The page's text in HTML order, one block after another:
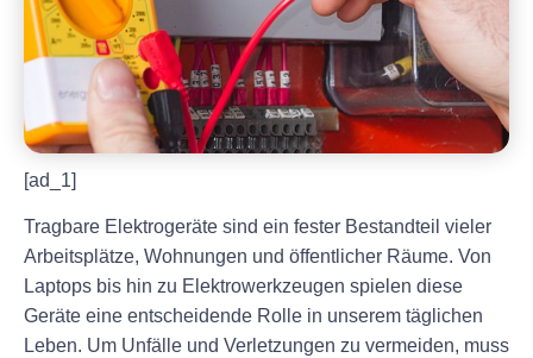
[ad_1]
Tragbare Elektrogeräte sind ein fester Bestandteil vieler
Arbeitsplätze, Wohnungen und öffentlicher Räume. Von
Laptops bis hin zu Elektrowerkzeugen spielen diese
Geräte eine entscheidende Rolle in unserem täglichen
Leben. Um Unfälle und Verletzungen zu vermeiden, muss